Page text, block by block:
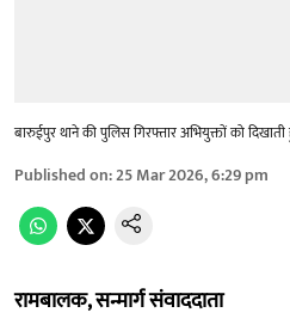
बारुईपुर थाने की पुलिस गिरफ्तार अभियुक्तों को
Published on:25 Mar 2026, 6:29 pm
रामबालक, सन्मार्ग संवाददाता